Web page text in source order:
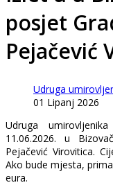
posjet
Pejačević
Udruga
01 Lipanj 2026
Udruga
11.06.2026. u
Pejačević Virovitica.
Ako bude mjesta,
eura.